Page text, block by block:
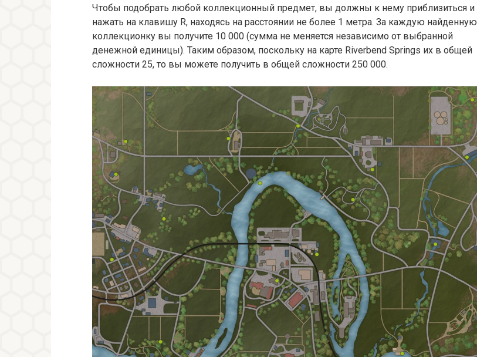
Чтобы подобрать любой коллекционный предмет, вы должны к нему приблизиться и
нажать на клавишу R, находясь на расстоянии не более 1 метра. За каждую найденную
коллекционку вы получите 10 000 (сумма не меняется независимо от выбранной
денежной единицы). Таким образом, поскольку на карте Riverbend Springs их в общей
сложности 25, то вы можете получить в общей сложности 250 000.